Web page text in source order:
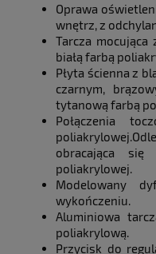
Oprawa
wnętrz, z
Tarcza
białą farbą
Płyta ścienna z
czarnym,
tytanową farbą
Połączenia
obracająca
poliakrylowej.
Modelowany
wykończeniu.
Aluminiowa
poliakrylową.
Przycisk do